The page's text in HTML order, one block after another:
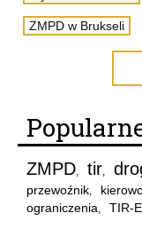
ZMPD w Brukseli
ZMPD tir
przewoźnik
ograniczenia TIR-